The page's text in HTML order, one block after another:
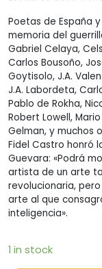
Poetas de España
memoria del
Gabriel Celaya,
Carlos Bousoño,
Goytisolo, J.A.
J.A. Labordeta,
Pablo de Rokha,
Robert Lowell,
Gelman, y muchos
Fidel Castro honró
Guevara: «Podrá
artista de un arte
revolucionaria,
arte al que
inteligencia».
1 in stock